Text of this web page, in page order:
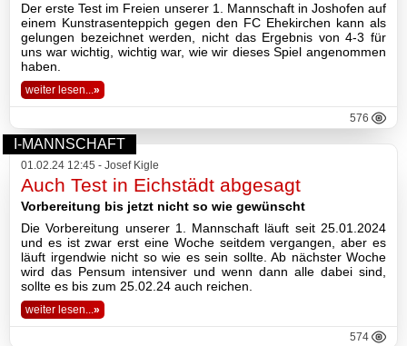
Basketball
TSV
Gaststätte
Sponsoren
Terminkalender
Fotogalerie
Wegbeschreibung
Der erste Test im Freien unserer 1. Mannschaft in Joshofen auf
einem Kunstrasenteppich gegen den FC Ehekirchen kann als
gelungen bezeichnet werden, nicht das Ergebnis von 4-3 für
uns war wichtig, wichtig war, wie wir dieses Spiel angenommen
haben.
weiter lesen...»
576
I-MANNSCHAFT
01.02.24 12:45 - Josef Kigle
Auch Test in Eichstädt abgesagt
Vorbereitung bis jetzt nicht so wie gewünscht
Die Vorbereitung unserer 1. Mannschaft läuft seit 25.01.2024
und es ist zwar erst eine Woche seitdem vergangen, aber es
läuft irgendwie nicht so wie es sein sollte. Ab nächster Woche
wird das Pensum intensiver und wenn dann alle dabei sind,
sollte es bis zum 25.02.24 auch reichen.
weiter lesen...»
574